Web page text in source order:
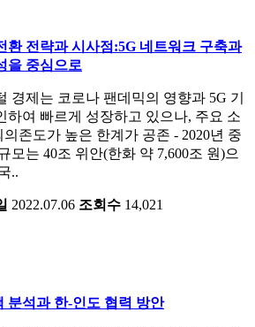
환 전략과 시사점:5G 네트워크 구축과
을 중심으로
경제는 코로나 팬데믹의 영향과 5G 기
하여 빠르게 성장하고 있으나, 주요 소
존도가 높은 한계가 공존 - 2020년 중
모는 40조 위안(한화 약 7,600조 원)으
..
2022.07.06 조회수 14,021
분석과 한-인도 협력 방안